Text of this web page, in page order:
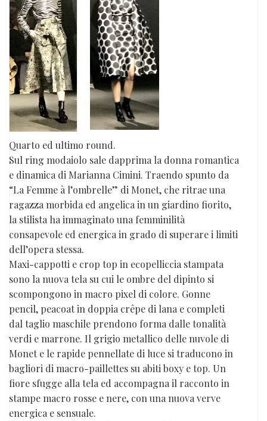
Quarto ed ultimo round.
Sul ring modaiolo sale dapprima la donna romantica
e dinamica di Marianna Cimini. Traendo spunto da
“La Femme à l’ombrelle” di Monet, che ritrae una
ragazza morbida ed angelica in un giardino fiorito,
la stilista ha immaginato una femminilità
consapevole ed energica in grado di superare i limiti
dell’opera stessa.
Maxi-cappotti e crop top in ecopelliccia stampata
sono la nuova tela su cui le ombre del dipinto si
scompongono in macro pixel di colore. Gonne
pencil, peacoat in doppia crêpe di lana e completi
dal taglio maschile prendono forma dalle tonalità
verdi e marrone. Il grigio metallico delle nuvole di
Monet e le rapide pennellate di luce si traducono in
bagliori di macro-paillettes su abiti boxy e top. Un
fiore sfugge alla tela ed accompagna il racconto in
stampe macro rosse e nere, con una nuova verve
energica e sensuale.